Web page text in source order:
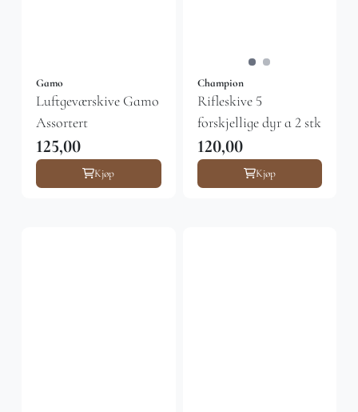
Gamo
Luftgeværskive Gamo
Assortert
125,00
Kjøp
Champion
Rifleskive 5
forskjellige dyr a 2 stk
120,00
Kjøp